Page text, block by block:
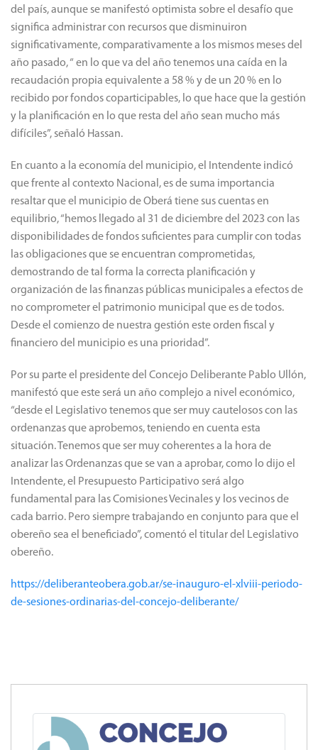
del país, aunque se manifestó optimista sobre el desafío que
significa administrar con recursos que disminuiron
significativamente, comparativamente a los mismos meses del
año pasado, “ en lo que va del año tenemos una caída en la
recaudación propia equivalente a 58 % y de un 20 % en lo
recibido por fondos coparticipables, lo que hace que la gestión
y la planificación en lo que resta del año sean mucho más
difíciles”, señaló Hassan.
En cuanto a la economía del municipio, el Intendente indicó
que frente al contexto Nacional, es de suma importancia
resaltar que el municipio de Oberá tiene sus cuentas en
equilibrio, “hemos llegado al 31 de diciembre del 2023 con las
disponibilidades de fondos suficientes para cumplir con todas
las obligaciones que se encuentran comprometidas,
demostrando de tal forma la correcta planificación y
organización de las finanzas públicas municipales a efectos de
no comprometer el patrimonio municipal que es de todos.
Desde el comienzo de nuestra gestión este orden fiscal y
financiero del municipio es una prioridad”.
Por su parte el presidente del Concejo Deliberante Pablo Ullón,
manifestó que este será un año complejo a nivel económico,
“desde el Legislativo tenemos que ser muy cautelosos con las
ordenanzas que aprobemos, teniendo en cuenta esta
situación.Tenemos que ser muy coherentes a la hora de
analizar las Ordenanzas que se van a aprobar, como lo dijo el
Intendente, el Presupuesto Participativo será algo
fundamental para las Comisiones Vecinales y los vecinos de
cada barrio. Pero siempre trabajando en conjunto para que el
obereño sea el beneficiado”, comentó el titular del Legislativo
obereño.
https://deliberanteobera.gob.ar/se-inauguro-el-xlviii-periodo-
de-sesiones-ordinarias-del-concejo-deliberante/